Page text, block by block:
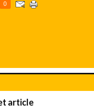
0
article